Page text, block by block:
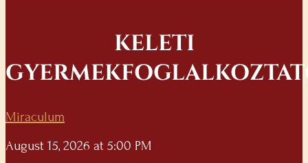
KELETI
Miraculum
August 15, 2026 at 5:00 PM